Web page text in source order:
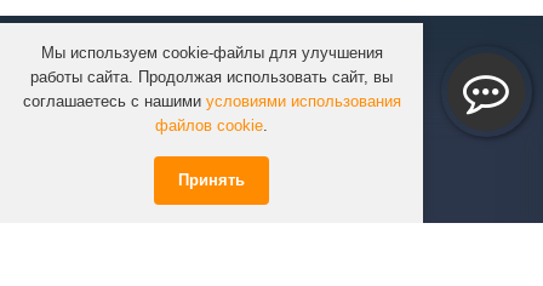
Мы используем cookie-файлы для улучшения
работы сайта. Продолжая использовать сайт, вы
соглашаетесь с нашими условиями использования
файлов cookie.
Принять
КОМПАНИЯ
КАТАЛОГ
УСЛУГИ
ИНФОРМАЦИЯ